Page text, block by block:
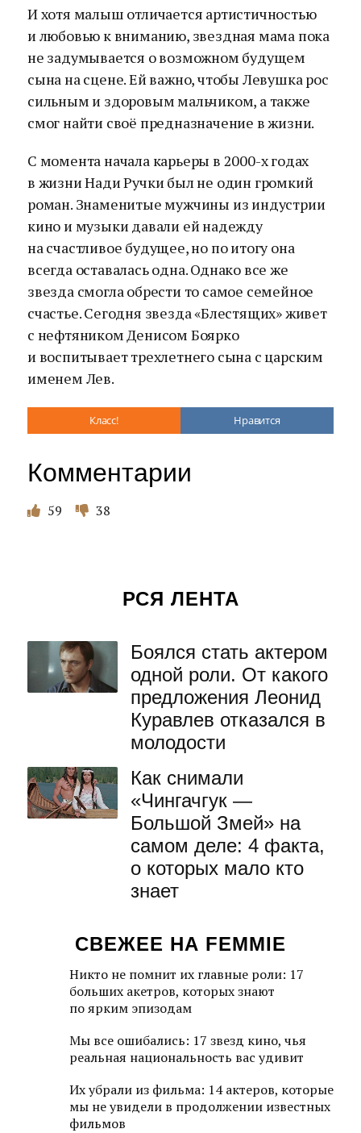
И хотя малыш отличается артистичностью
и любовью к вниманию, звездная мама пока
не задумывается о возможном будущем
сына на сцене. Ей важно, чтобы Левушка рос
сильным и здоровым мальчиком, а также
смог найти своё предназначение в жизни.
С момента начала карьеры в 2000-х годах
в жизни Нади Ручки был не один громкий
роман. Знаменитые мужчины из индустрии
кино и музыки давали ей надежду
на счастливое будущее, но по итогу она
всегда оставалась одна. Однако все же
звезда смогла обрести то самое семейное
счастье. Сегодня звезда «Блестящих» живет
с нефтяником Денисом Боярко
и воспитывает трехлетнего сына с царским
именем Лев.
Класс! Нравится
Комментарии
59 38
РСЯ ЛЕНТА
Боялся стать актером
одной роли. От какого
предложения Леонид
Куравлев отказался в
молодости
Как снимали
«Чингачгук —
Большой Змей» на
самом деле: 4 факта,
о которых мало кто
знает
СВЕЖЕЕ НА FEMMIE
Никто не помнит их главные роли: 17
больших акетров, которых знают
по ярким эпизодам
Мы все ошибались: 17 звезд кино, чья
реальная национальность вас удивит
Их убрали из фильма: 14 актеров, которые
мы не увидели в продолжении известных
фильмов